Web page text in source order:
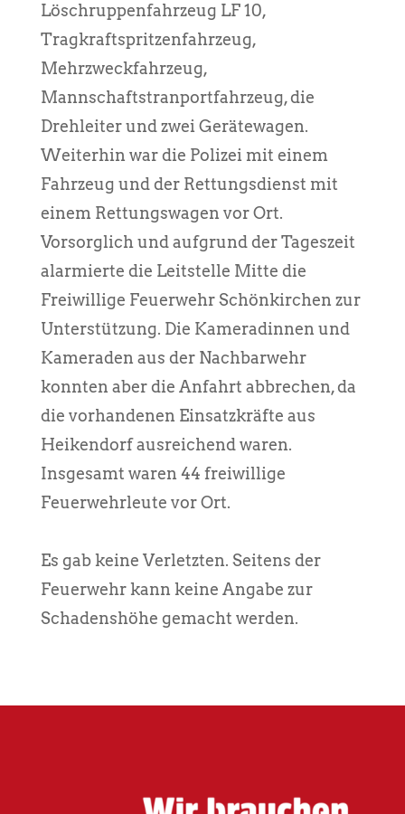
Löschruppenfahrzeug LF 10,
Tragkraftspritzenfahrzeug,
Mehrzweckfahrzeug,
Mannschaftstranportfahrzeug, die
Drehleiter und zwei Gerätewagen.
Weiterhin war die Polizei mit einem
Fahrzeug und der Rettungsdienst mit
einem Rettungswagen vor Ort.
Vorsorglich und aufgrund der Tageszeit
alarmierte die Leitstelle Mitte die
Freiwillige Feuerwehr Schönkirchen zur
Unterstützung. Die Kameradinnen und
Kameraden aus der Nachbarwehr
konnten aber die Anfahrt abbrechen, da
die vorhandenen Einsatzkräfte aus
Heikendorf ausreichend waren.
Insgesamt waren 44 freiwillige
Feuerwehrleute vor Ort.
Es gab keine Verletzten. Seitens der
Feuerwehr kann keine Angabe zur
Schadenshöhe gemacht werden.